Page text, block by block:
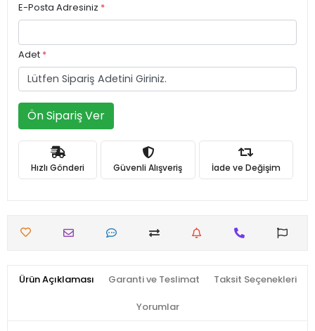
E-Posta Adresiniz *
Adet *
Ön Sipariş Ver
Hızlı Gönderi Güvenli Alışveriş İade ve Değişim
Ürün Açıklaması Garanti ve Teslimat Taksit Seçenekleri
Yorumlar